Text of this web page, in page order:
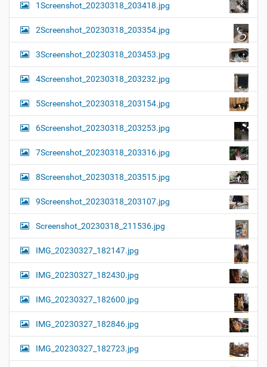
1Screenshot_20230318_203418.jpg
2Screenshot_20230318_203354.jpg
3Screenshot_20230318_203453.jpg
4Screenshot_20230318_203232.jpg
5Screenshot_20230318_203154.jpg
6Screenshot_20230318_203253.jpg
7Screenshot_20230318_203316.jpg
8Screenshot_20230318_203515.jpg
9Screenshot_20230318_203107.jpg
Screenshot_20230318_211536.jpg
IMG_20230327_182147.jpg
IMG_20230327_182430.jpg
IMG_20230327_182600.jpg
IMG_20230327_182846.jpg
IMG_20230327_182723.jpg